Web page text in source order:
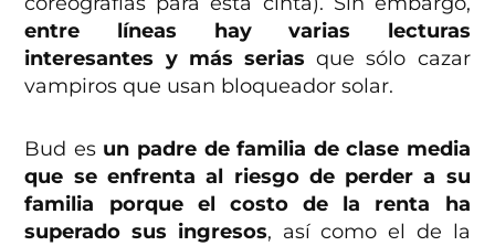
entre líneas hay varias lecturas
interesantes y más seriasque sólo cazar
vampiros que usan bloqueador solar.
Bud es un padre de familia de clase media
que se enfrenta al riesgo de perder a su
familia porque el costo de la renta ha
superado sus ingresos, así como el de la